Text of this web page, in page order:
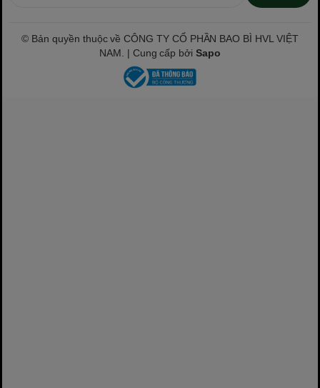
© Bản quyền thuộc về CÔNG TY CỔ PHẦN BAO BÌ HVL VIỆT
NAM. | Cung cấp bởiSapo